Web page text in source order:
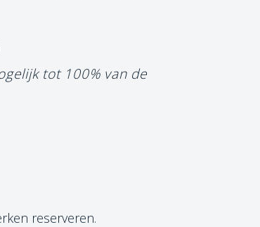
tot 100% van de
reserveren.